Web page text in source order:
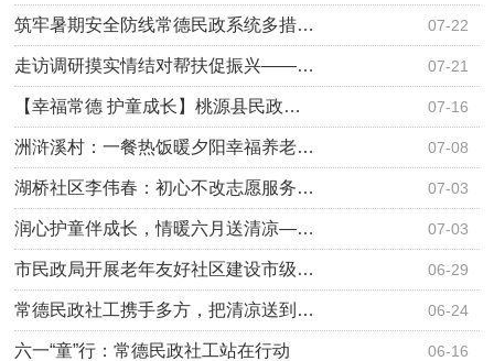
07-22
筑牢暑期安全防线常德民政系统多措…
07-21
走访调研摸实情结对帮扶促振兴——…
07-16
【幸福常德 护童成长】桃源县民政…
07-08
洲浒溪村：一餐热饭暖夕阳幸福养老…
07-03
湖桥社区李伟春：初心不改志愿服务…
07-03
润心护童伴成长，情暖六月送清凉—…
06-29
市民政局开展老年友好社区建设市级…
06-24
常德民政社工携手多方，把清凉送到…
06-16
六一“童”行：常德民政社工站在行动